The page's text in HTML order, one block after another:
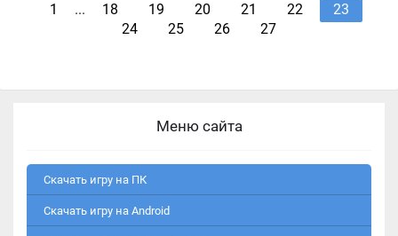
1 ... 18 19 20 21 22
23
24
25 26 27
Меню сайта
Скачать игру на ПК
Скачать игру на Android